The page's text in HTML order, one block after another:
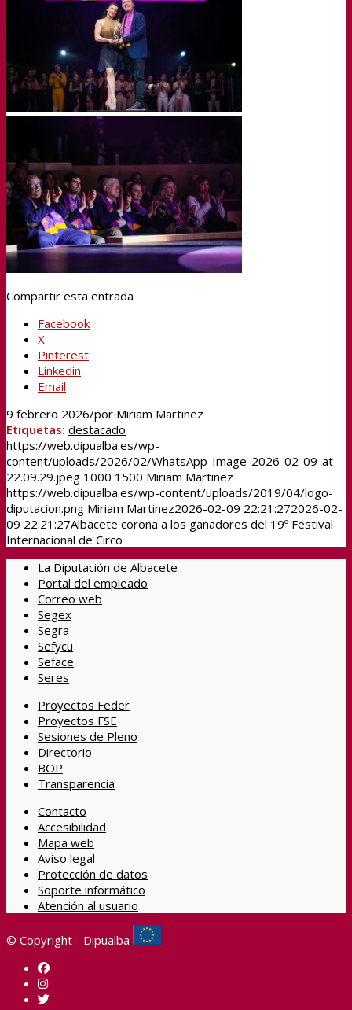
Compartir esta entrada
Facebook
X
Pinterest
Linkedin
Email
9 febrero 2026/por Miriam Martinez
Etiquetas: destacado
https://web.dipualba.es/wp-
content/uploads/2026/02/WhatsApp-Image-2026-02-09-at-
22.09.29.jpeg 1000 1500 Miriam Martinez
https://web.dipualba.es/wp-content/uploads/2019/04/logo-
diputacion.png Miriam Martinez2026-02-09 22:21:272026-02-
09 22:21:27Albacete corona a los ganadores del 19º Festival
Internacional de Circo
La Diputación de Albacete
Portal del empleado
Correo web
Segex
Segra
Sefycu
Seface
Seres
Proyectos Feder
Proyectos FSE
Sesiones de Pleno
Directorio
BOP
Transparencia
Contacto
Accesibilidad
Mapa web
Aviso legal
Protección de datos
Soporte informático
Atención al usuario
© Copyright - Dipualba